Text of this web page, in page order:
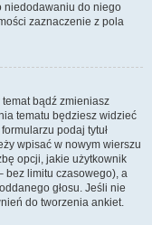
niedodawaniu do niego
zaznaczenie z pola
bądź zmieniasz
tematu będziesz widzieć
podaj tytuł
wpisać w nowym wierszu
opcji, jakie użytkownik
bez limitu czasowego), a
głosu. Jeśli nie
do tworzenia ankiet.